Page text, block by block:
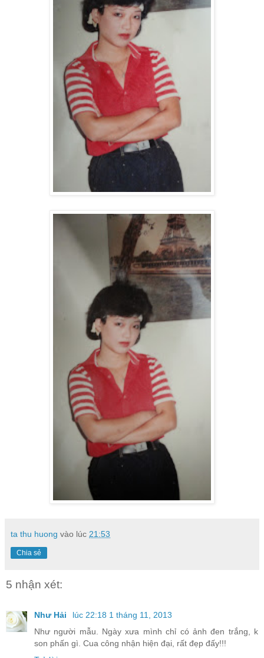
ta thu huong vào lúc 21:53
Chia sẻ
5 nhận xét:
Như Hải
lúc 22:18 1 tháng 11, 2013
Như người mẫu. Ngày xưa mình chỉ có ảnh đen trắng, k
son phấn gì. Cua công nhận hiện đại, rất đẹp đấy!!!